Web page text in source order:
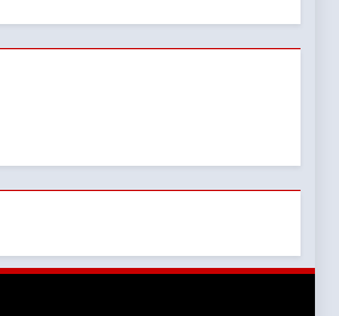
संगठन अभी भी अधूरा, कार्यकारिणी
को लेकर क्या बोले गोदियाल
उत्तराखण्ड